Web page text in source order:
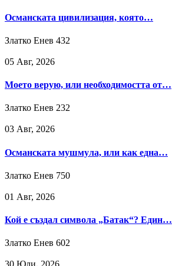
Османската цивилизация, която…
Златко Енев 432
05 Авг, 2026
Моето верую, или необходимостта от…
Златко Енев 232
03 Авг, 2026
Османската мушмула, или как една…
Златко Енев 750
01 Авг, 2026
Кой е създал символа „Батак“? Един…
Златко Енев 602